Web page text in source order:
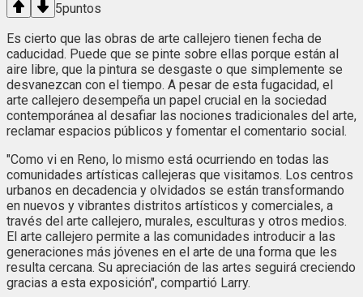
5puntos
Es cierto que las obras de arte callejero tienen fecha de
caducidad. Puede que se pinte sobre ellas porque están al
aire libre, que la pintura se desgaste o que simplemente se
desvanezcan con el tiempo. A pesar de esta fugacidad, el
arte callejero desempeña un papel crucial en la sociedad
contemporánea al desafiar las nociones tradicionales del arte,
reclamar espacios públicos y fomentar el comentario social.
"Como vi en Reno, lo mismo está ocurriendo en todas las
comunidades artísticas callejeras que visitamos. Los centros
urbanos en decadencia y olvidados se están transformando
en nuevos y vibrantes distritos artísticos y comerciales, a
través del arte callejero, murales, esculturas y otros medios.
El arte callejero permite a las comunidades introducir a las
generaciones más jóvenes en el arte de una forma que les
resulta cercana. Su apreciación de las artes seguirá creciendo
gracias a esta exposición", compartió Larry.